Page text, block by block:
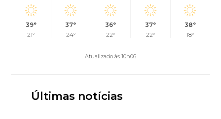
39°
21°
37°
24°
36°
22°
37°
22°
38°
18°
Atualizado às 10h06
Últimas notícias